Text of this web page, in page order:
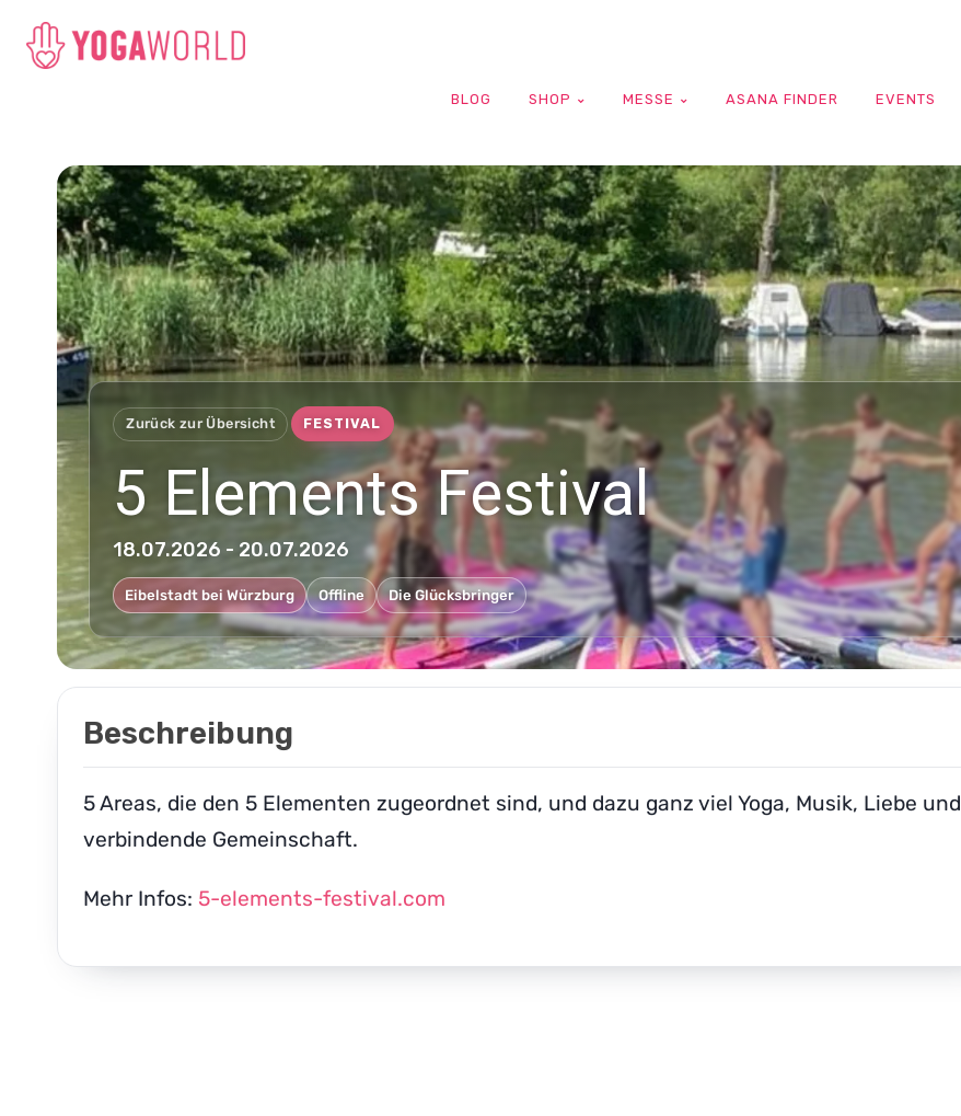
BLOG SHOP MESSE ASANA FINDER EVENTS
Zurück zur Übersicht FESTIVAL
5 Elements Festival
18.07.2026 - 20.07.2026
Eibelstadt bei Würzburg Offline Die Glücksbringer
Beschreibung
5 Areas, die den 5 Elementen zugeordnet sind, und dazu ganz viel Yoga, Musik, Liebe und
verbindende Gemeinschaft.
Mehr Infos: 5-elements-festival.com